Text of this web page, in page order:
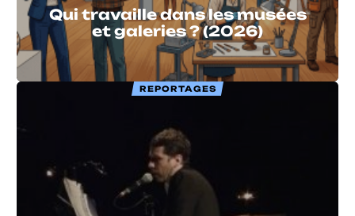
Qui travaille dans les musées
et galeries ? (2026)
REPORTAGES